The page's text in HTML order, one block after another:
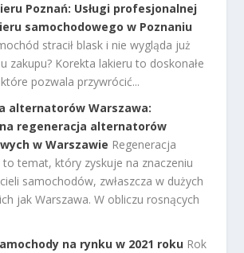
Poznań: Usługi profesjonalnej
samochodowego w Poznaniu
stracił blask i nie wygląda już
zakupu? Korekta lakieru to doskonałe
pozwala przywrócić...
alternatorów Warszawa:
regeneracja alternatorów
w Warszawie Regeneracja
temat, który zyskuje na znaczeniu
samochodów, zwłaszcza w dużych
jak Warszawa. W obliczu rosnących
na rynku w 2021 roku Rok